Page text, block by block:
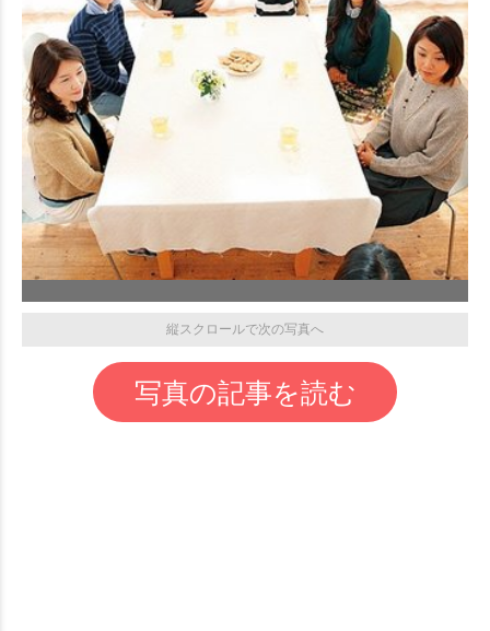
縦スクロールで次の写真へ
写真の記事を読む